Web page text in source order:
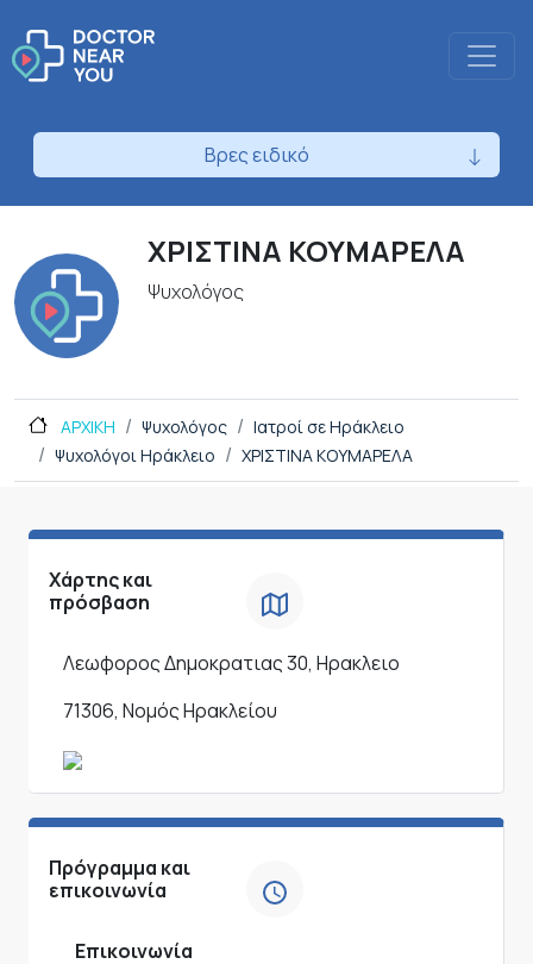
Βρες ειδικό
ΧΡΙΣΤΙΝΑ ΚΟΥΜΑΡΕΛΑ
Ψυχολόγος
ΑΡΧΙΚΗ Ψυχολόγος
Ιατροί σε Ηράκλειο
Ψυχολόγοι Ηράκλειο
ΧΡΙΣΤΙΝΑ ΚΟΥΜΑΡΕΛΑ
Χάρτης και
πρόσβαση
Λεωφορος Δημοκρατιας 30, Ηρακλειο
71306, Νομός Ηρακλείου
Πρόγραμμα και
επικοινωνία
Επικοινωνία